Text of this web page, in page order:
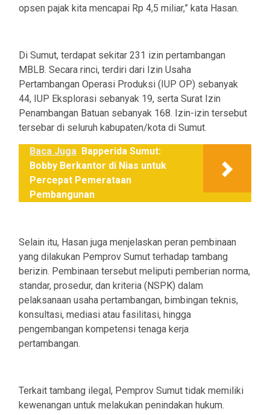
opsen pajak kita mencapai Rp 4,5 miliar,” kata Hasan.
Di Sumut, terdapat sekitar 231 izin pertambangan
MBLB. Secara rinci, terdiri dari Izin Usaha
Pertambangan Operasi Produksi (IUP OP) sebanyak
44, IUP Eksplorasi sebanyak 19, serta Surat Izin
Penambangan Batuan sebanyak 168. Izin-izin tersebut
tersebar di seluruh kabupaten/kota di Sumut.
Baca Juga Bapperida Sumut:
Bobby Berkantor di Nias untuk
Percepat Pemerataan
Pembangunan
Selain itu, Hasan juga menjelaskan peran pembinaan
yang dilakukan Pemprov Sumut terhadap tambang
berizin. Pembinaan tersebut meliputi pemberian norma,
standar, prosedur, dan kriteria (NSPK) dalam
pelaksanaan usaha pertambangan, bimbingan teknis,
konsultasi, mediasi atau fasilitasi, hingga
pengembangan kompetensi tenaga kerja
pertambangan.
Terkait tambang ilegal, Pemprov Sumut tidak memiliki
kewenangan untuk melakukan penindakan hukum.